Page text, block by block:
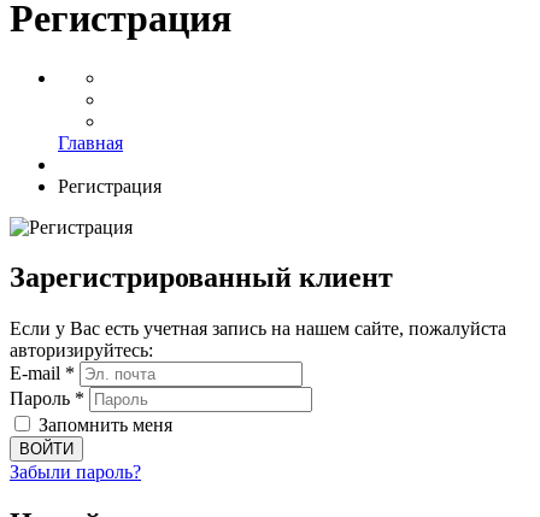
Регистрация
Главная
Регистрация
Зарегистрированный клиент
Если у Вас есть учетная запись на нашем сайте, пожалуйста
авторизируйтесь:
E-mail *
Пароль *
Запомнить меня
ВОЙТИ
Забыли пароль?